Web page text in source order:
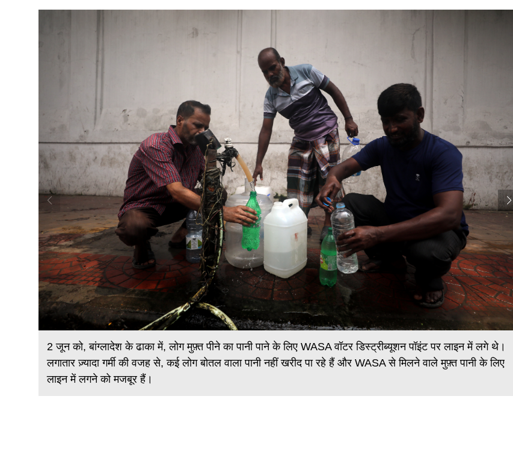
2 जून को, बांग्लादेश के ढाका में, लोग मुफ़्त पीने का पानी पाने के लिए WASA वॉटर डिस्ट्रीब्यूशन पॉइंट पर लाइन में लगे थे।
लगातार ज़्यादा गर्मी की वजह से, कई लोग बोतल वाला पानी नहीं खरीद पा रहे हैं और WASA से मिलने वाले मुफ़्त पानी के लिए
लाइन में लगने को मजबूर हैं।